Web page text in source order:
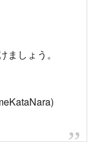
しょう。